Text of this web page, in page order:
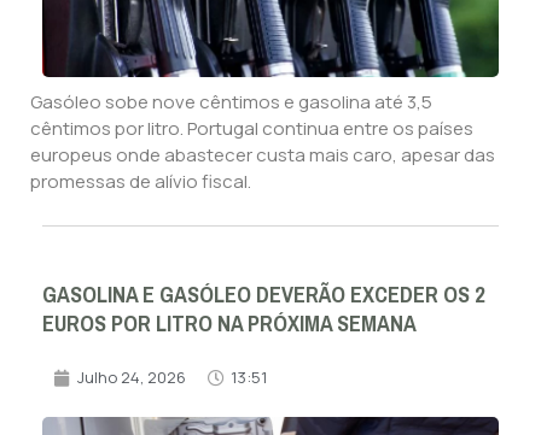
Gasóleo sobe nove cêntimos e gasolina até 3,5
cêntimos por litro. Portugal continua entre os países
europeus onde abastecer custa mais caro, apesar das
promessas de alívio fiscal.
GASOLINA E GASÓLEO DEVERÃO EXCEDER OS 2
EUROS POR LITRO NA PRÓXIMA SEMANA
Julho 24, 2026 13:51